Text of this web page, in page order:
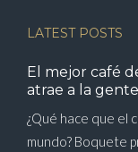
LATEST POSTS
El mejor café
atrae a la
¿Qué hace que el
mundo? Boquete